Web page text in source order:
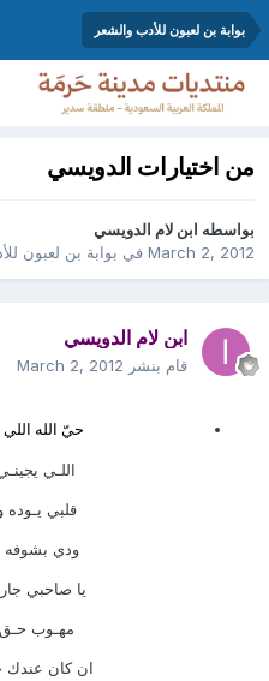
بوابة بن لعبون للأدب والشعر
من اختيارات الدويسي
بواسطه ابن لام الدويسي
March 2, 2012في بوابة بن لعبون
ابن لام الدويسي
قام بنشر March 2, 2012
حيّ الله اللي
اللـي
قلبي يـوده
ودي بشوفه
يا صاحبي
مهـوب حـق
ان كان عندك